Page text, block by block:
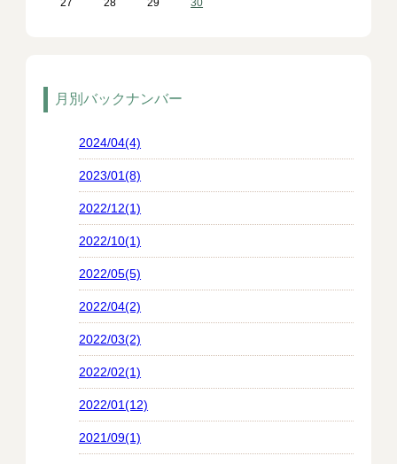
27
28 29 30
月別バックナンバー
2024/04(4)
2023/01(8)
2022/12(1)
2022/10(1)
2022/05(5)
2022/04(2)
2022/03(2)
2022/02(1)
2022/01(12)
2021/09(1)